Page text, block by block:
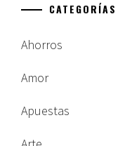
CATEGORÍAS
Ahorros
Amor
Apuestas